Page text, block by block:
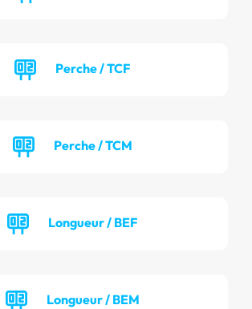
Perche / TCF
Perche / TCM
Longueur / BEF
Longueur / BEM